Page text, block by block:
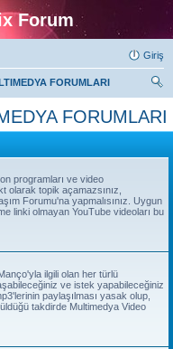
Forum
Giriş
FORUMLARI
FORUMLARI
programları ve video
olarak topik açamazsınız,
Forumu'na yapmalısınız. Uygun
linki olmayan YouTube videoları bu
ilgili olan her türlü
ve istek yapabileceğiniz
paylaşılması yasak olup,
takdirde Multimedya Video